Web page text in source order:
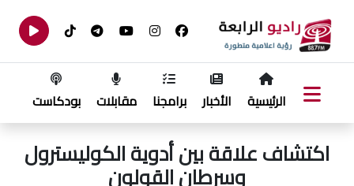
الرئيسية الأخبار برامجنا مقابلات بودكاست
اكتشاف علاقة بين أدوية الكوليسترول
وسرطان القولون